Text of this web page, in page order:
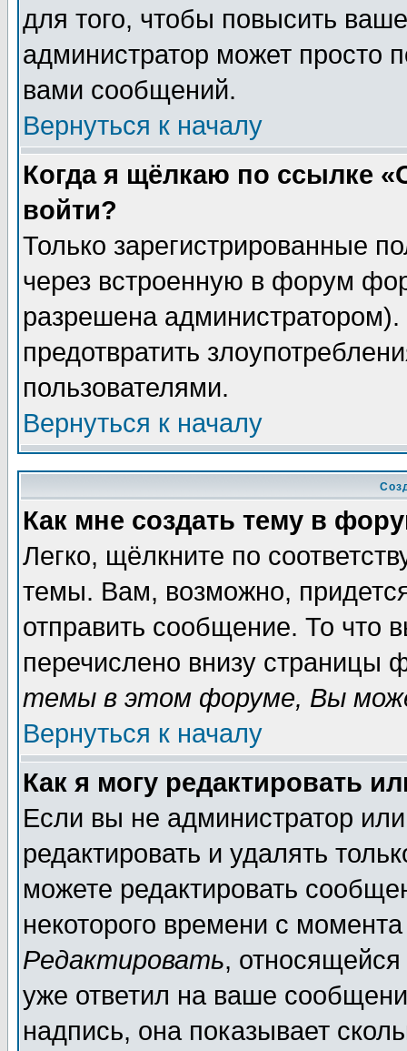
для того, чтобы повысить
администратор может просто
вами сообщений.
Вернуться к началу
Когда я щёлкаю по ссылке
войти?
Только зарегистрированные
через встроенную в форум
разрешена
предотвратить
пользователями.
Вернуться к началу
Как мне создать тему в
Легко, щёлкните по
темы. Вам, возможно,
отправить сообщение. То что
перечислено внизу страницы
темы в этом форуме, Вы
Вернуться к началу
Как я могу редактировать
Если вы не администратор
редактировать и удалять
можете редактировать
некоторого времени с
Редактировать,
уже ответил на ваше
надпись, она показывает